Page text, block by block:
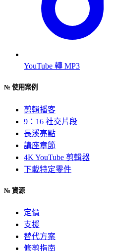
YouTube 轉 MP3
№ 使用案例
剪輯播客
9：16 社交片段
長溪亮點
講座章節
4K YouTube 剪輯器
下載特定零件
№ 資源
定價
支援
替代方案
修剪指南